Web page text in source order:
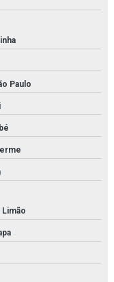
para faculdades
para hospitais
laboratórios
Paulo
Limão